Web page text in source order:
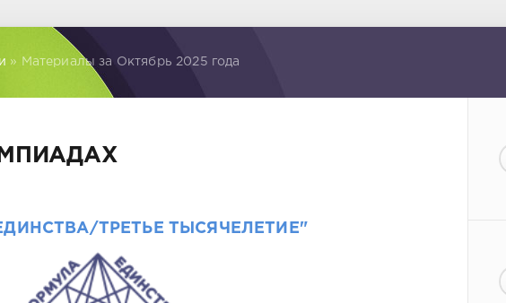
» Материалы за Октябрь 2025 года
ТРЕТЬЕ ТЫСЯЧЕЛЕТИЕ"